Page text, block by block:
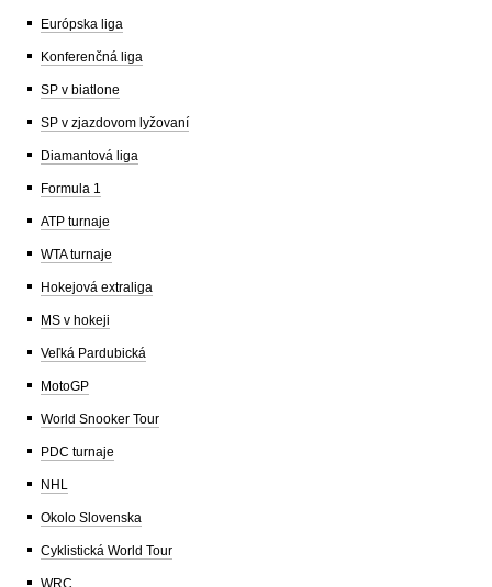
Európska liga
Konferenčná liga
SP v biatlone
SP v zjazdovom lyžovaní
Diamantová liga
Formula 1
ATP turnaje
WTA turnaje
Hokejová extraliga
MS v hokeji
Veľká Pardubická
MotoGP
World Snooker Tour
PDC turnaje
NHL
Okolo Slovenska
Cyklistická World Tour
WRC